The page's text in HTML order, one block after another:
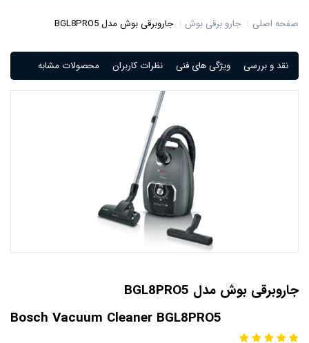
صفحه اصلی جارو برقی بوش جاروبرقی بوش مدل BGL8PRO5
نقد و بررسی ویژگی های فنی نظرات کاربران محصولات مشابه
جاروبرقی بوش مدل BGL8PRO5
Bosch Vacuum Cleaner BGL8PRO5